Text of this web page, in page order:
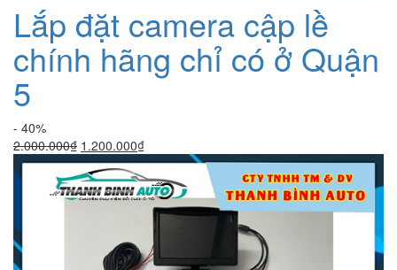
Lắp đặt camera cập lề
chính hãng chỉ có ở Quận
5
- 40%
2.000.000₫ Giá
gốc
là:
2.000.000₫.
1.200.000₫Giá
hiện
tại
là:
1.200.000₫.